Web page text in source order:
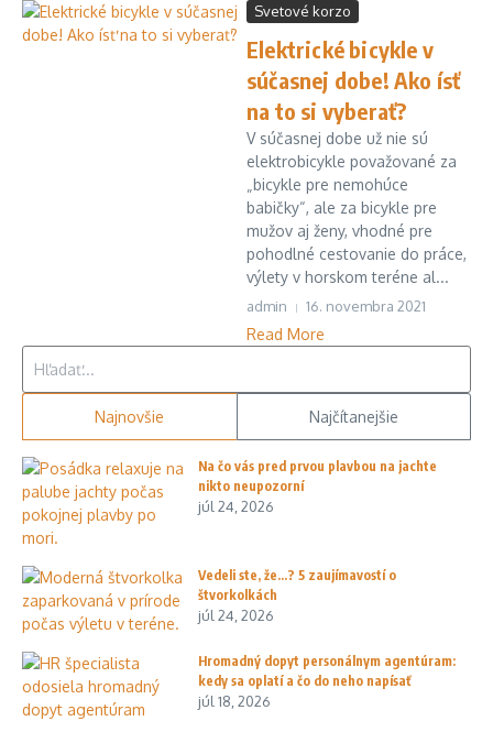
Svetové korzo
Elektrické bicykle v
súčasnej dobe! Ako ísť
na to si vyberať?
V súčasnej dobe už nie sú
elektrobicykle považované za
„bicykle pre nemohúce
babičky“, ale za bicykle pre
mužov aj ženy, vhodné pre
pohodlné cestovanie do práce,
výlety v horskom teréne al...
admin 16. novembra 2021
Read More
Najnovšie Najčítanejšie
Na čo vás pred prvou plavbou na jachte
nikto neupozorní
júl 24, 2026
Vedeli ste, že…? 5 zaujímavostí o
štvorkolkách
júl 24, 2026
Hromadný dopyt personálnym agentúram:
kedy sa oplatí a čo do neho napísať
júl 18, 2026